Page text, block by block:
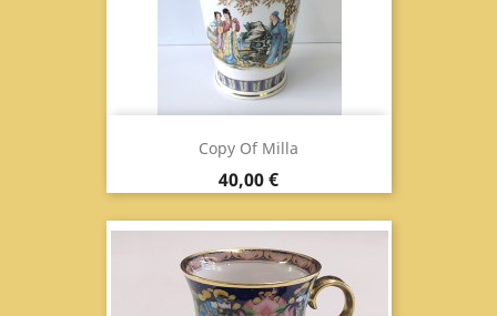
Copy Of Milla
Prix
40,00 €